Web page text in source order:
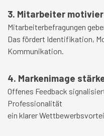
3. Mitarbeiter
Mitarbeiterbefragungen
Das fördert Identifikation,
Kommunikation.
4. Markenimage
Offenes Feedback
Professionalität
ein klarer